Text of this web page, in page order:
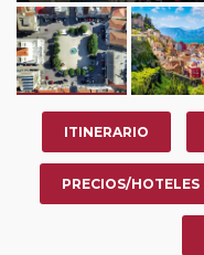
ITINERARIO
PRECIOS/HOTELES